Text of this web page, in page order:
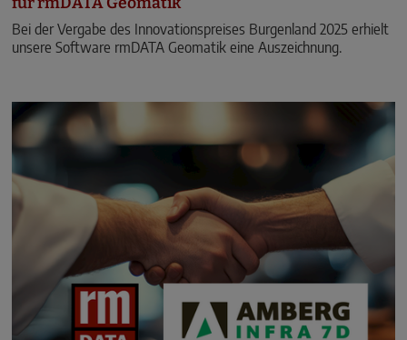
Bei der Vergabe des Innovationspreises Burgenland 2025 erhielt
unsere Software rmDATA Geomatik eine Auszeichnung.